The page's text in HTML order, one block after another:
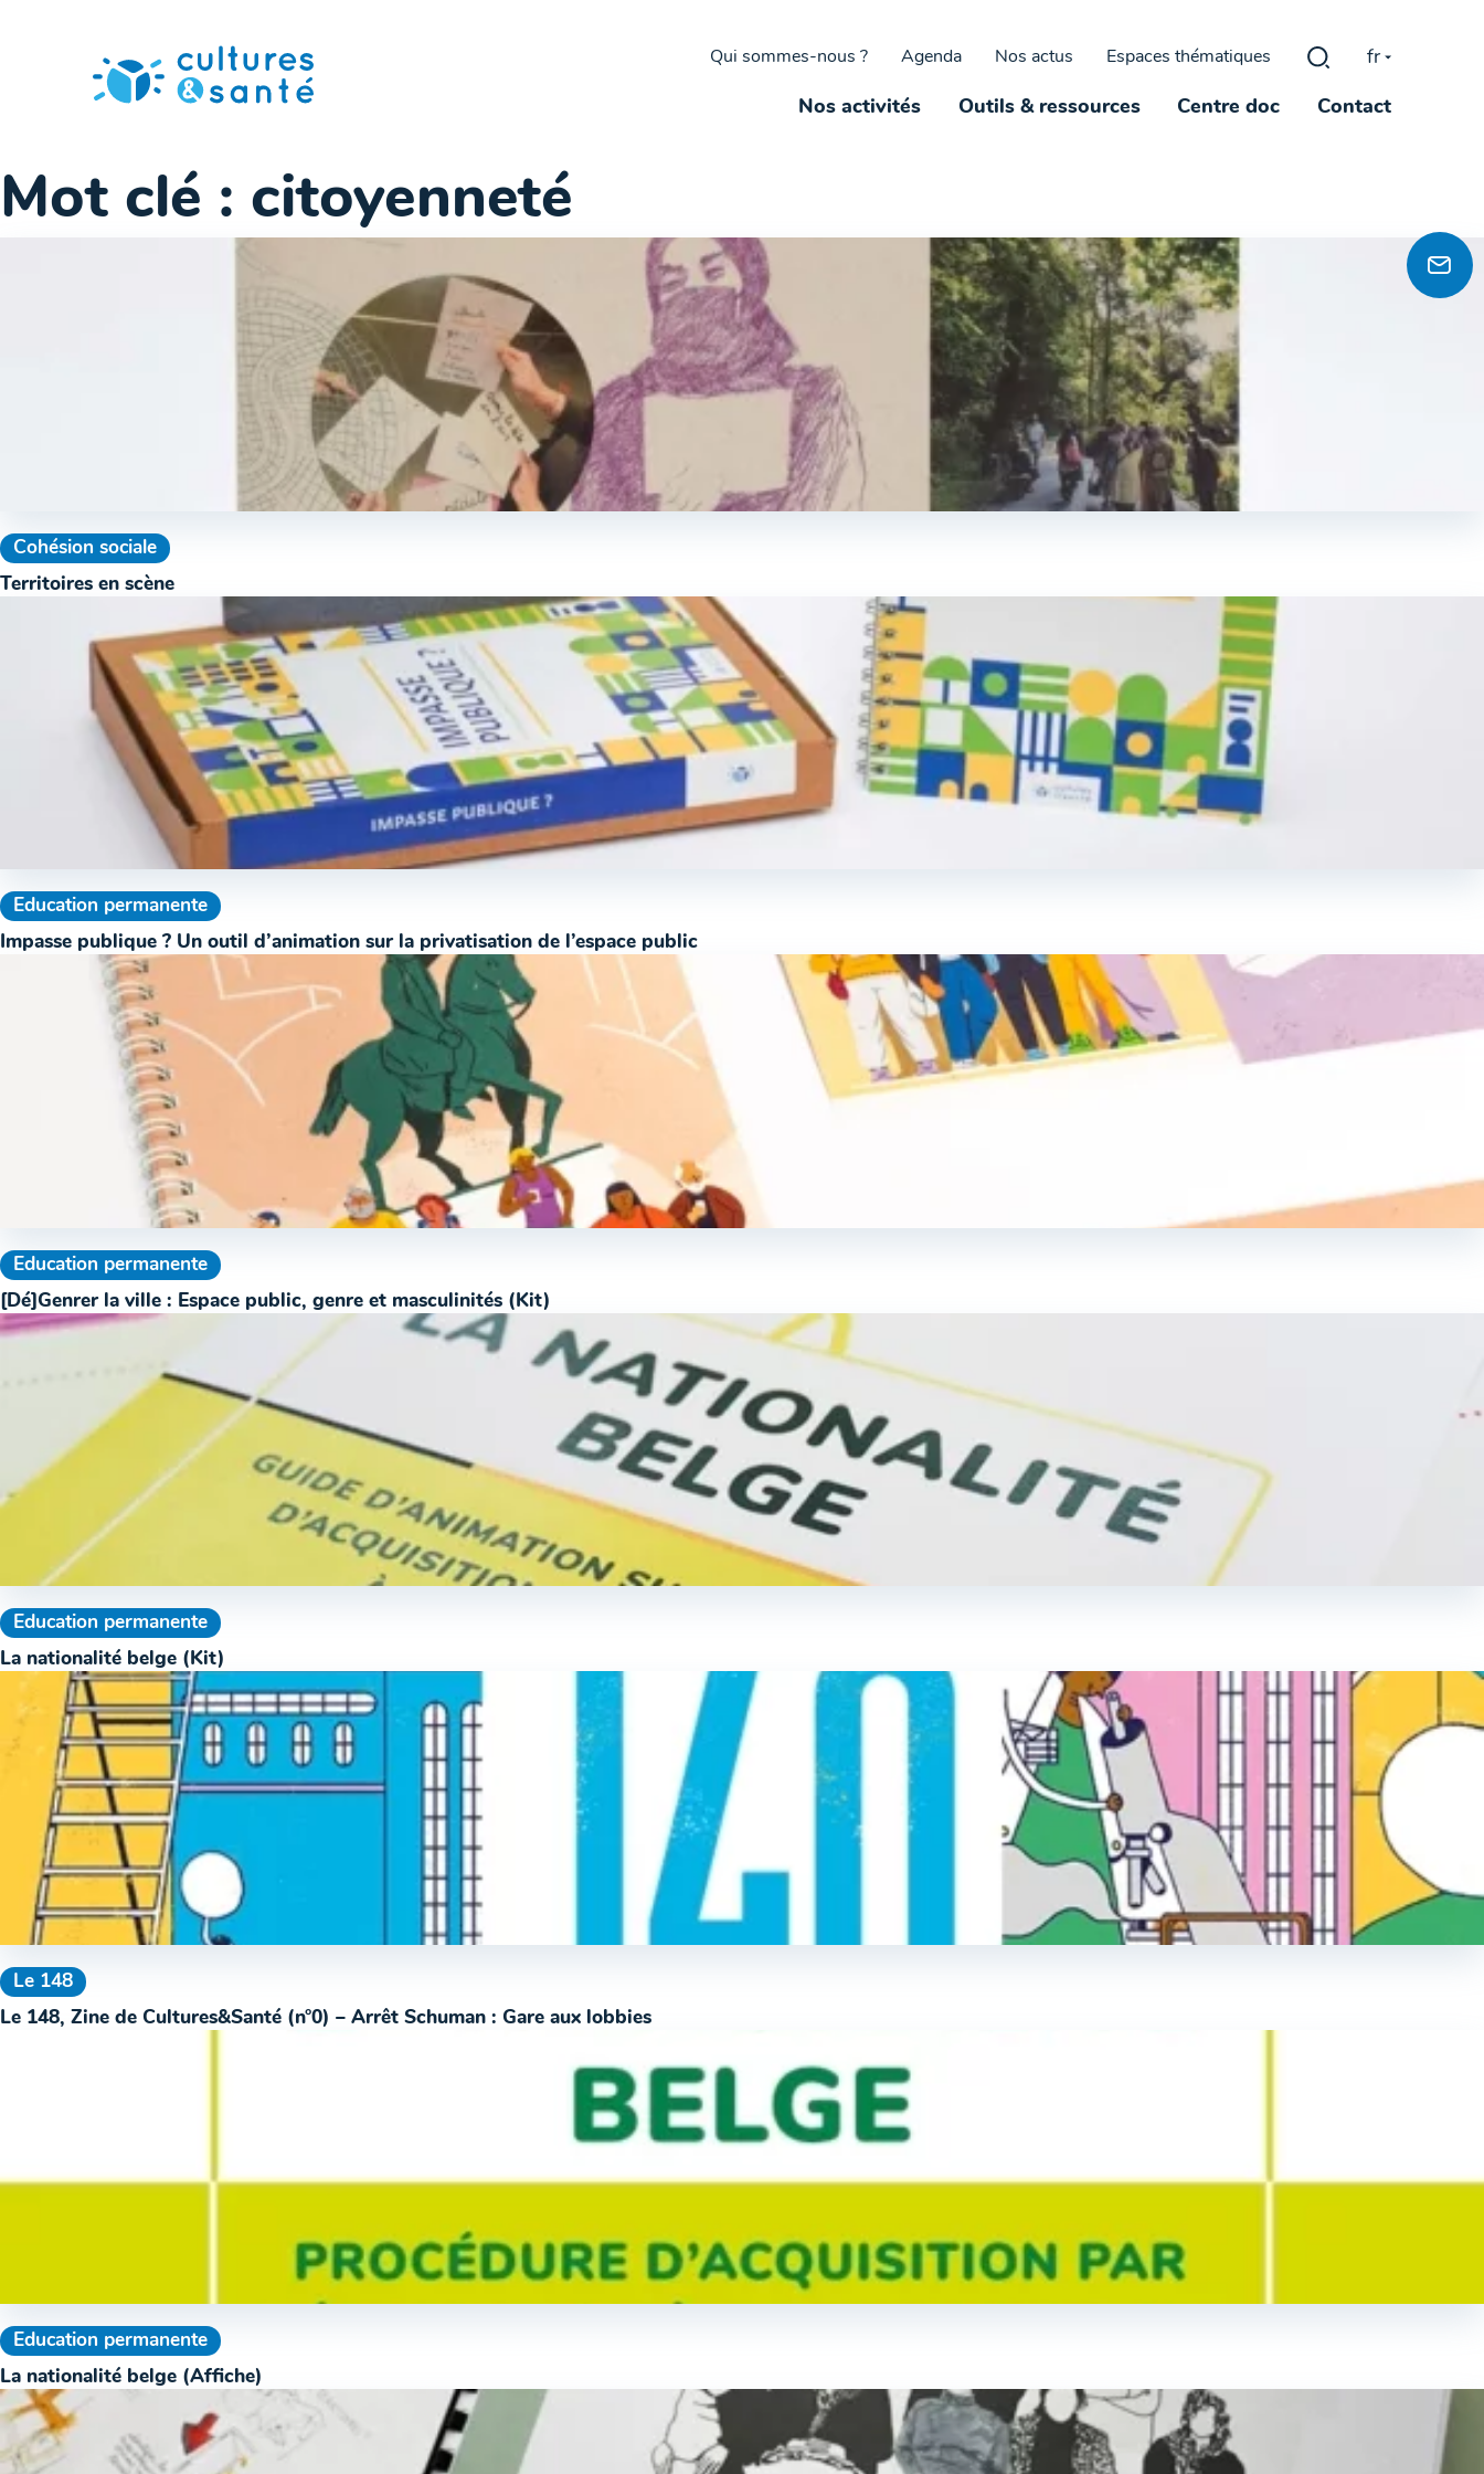
Qui sommes-nous ? Agenda Nos actus Espaces thématiques Rechercher :
fr
Nos activités Outils & ressources Centre doc Contact
Mot clé : citoyenneté
Cohésion sociale
Territoires en scène
Education permanente
Impasse publique ? Un outil d’animation sur la privatisation de l’espace public
Education permanente
[Dé]Genrer la ville : Espace public, genre et masculinités (Kit)
Education permanente
La nationalité belge (Kit)
Le 148
Le 148, Zine de Cultures&Santé (n°0) – Arrêt Schuman : Gare aux lobbies
Education permanente
La nationalité belge (Affiche)